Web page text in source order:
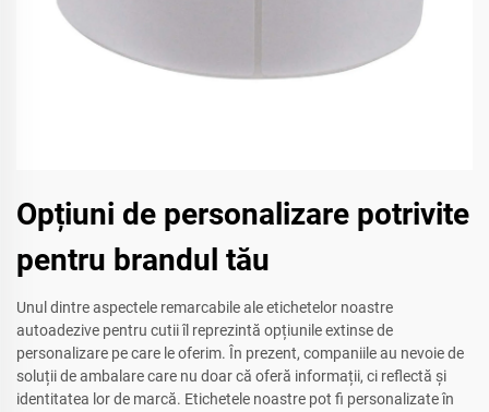
Opțiuni de personalizare potrivite
pentru brandul tău
Unul dintre aspectele remarcabile ale etichetelor noastre
autoadezive pentru cutii îl reprezintă opțiunile extinse de
personalizare pe care le oferim. În prezent, companiile au nevoie de
soluții de ambalare care nu doar că oferă informații, ci reflectă și
identitatea lor de marcă. Etichetele noastre pot fi personalizate în